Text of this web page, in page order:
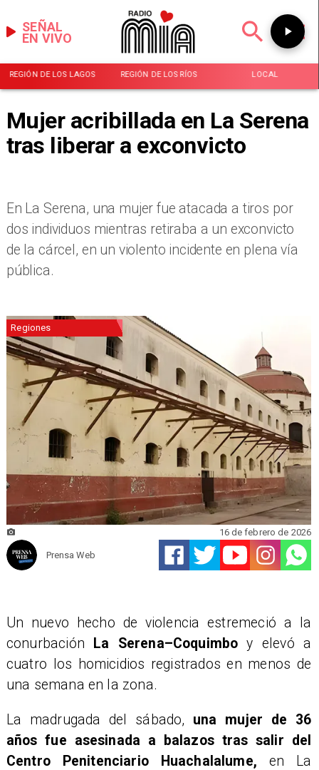
EN VIVO
SEÑAL
REGIÓN DE LOS LAGOS REGIÓN DE LOS RÍOS LOCAL
Mujer acribillada en La Serena
tras liberar a exconvicto
En La Serena, una mujer fue atacada a tiros por
dos individuos mientras retiraba a un exconvicto
de la cárcel, en un violento incidente en plena vía
pública.
Regiones
Prensa Web
16 de febrero de 2026
Un nuevo hecho de violencia estremeció a la
conurbación
La Serena–Coquimbo y elevó a
cuatro los homicidios registrados en menos de
una semana en la zona.
La madrugada del sábado, una mujer de 36
años fue asesinada a balazos tras salir del
Centro Penitenciario Huachalalume, en La